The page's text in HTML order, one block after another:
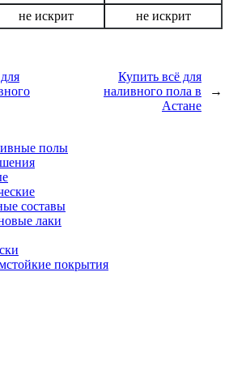
не искрит не искрит
Купить всё для
наливного пола в
Астане
→
полы
составы
лаки
покрытия